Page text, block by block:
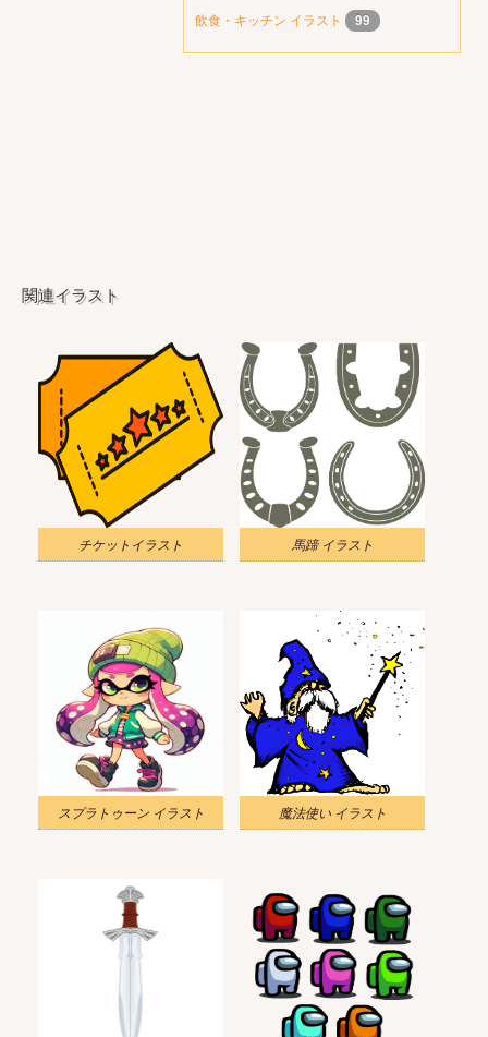
飲食・キッチン イラスト 99
関連イラスト
チケットイラスト 馬蹄 イラスト
スプラトゥーン イラスト 魔法使い イラスト